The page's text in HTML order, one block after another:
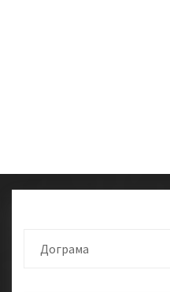
Дограма